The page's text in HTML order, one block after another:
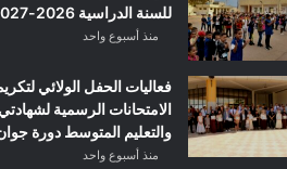
للسنة الدراسية 2026-2027
منذ أسبوع واحد
فعاليات الحفل الولائي
الامتحانات الرسمية لشهادتي
والتعليم المتوسط دورة جوان
منذ أسبوع واحد